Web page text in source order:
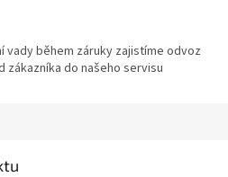
vady během záruky zajistíme odvoz
zákazníka do našeho servisu